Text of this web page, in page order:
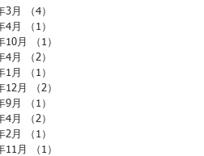
3月 （4）
4月
（1）
10月
（1）
4月
（2）
1月
（1）
12月
（2）
9月
（1）
4月
（2）
2月
（1）
11月
（1）